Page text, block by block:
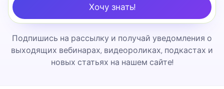
Хочу знать!
Подпишись на рассылку и получай уведомления о
выходящих вебинарах, видеороликах, подкастах и
новых статьях на нашем сайте!